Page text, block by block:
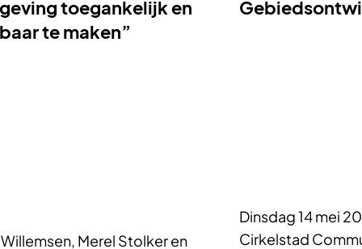
toegankelijk en
te maken”
Merel Stolker en
Dinsdag 14 mei
Cirkelstad